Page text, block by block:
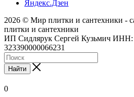
Яндекс.Дзен
2026 © Мир плитки и сантехники -
плитки и сантехники
ИП Сидлярук Сергей Кузьмич
323390000066231
Найти
0